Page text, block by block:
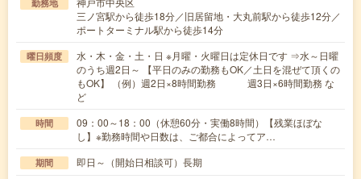
勤務地
三ノ宮駅から徒歩18分／旧居留地・大丸前駅から徒歩12分／
ポートターミナル駅から徒歩14分
曜日頻度
水・木・金・土・日 ※月曜・火曜日は定休日です ⇒水～日曜
のうち週2日～ 【平日のみの勤務もOK／土日を混ぜて頂くの
もOK】 （例）週2日×8時間勤務 週3日×6時間勤務 な
ど
時間
09：00～18：00（休憩60分・実働8時間）【残業ほぼな
し】※勤務時間や日数は、ご都合によってア…
期間 即日～（開始日相談可）長期